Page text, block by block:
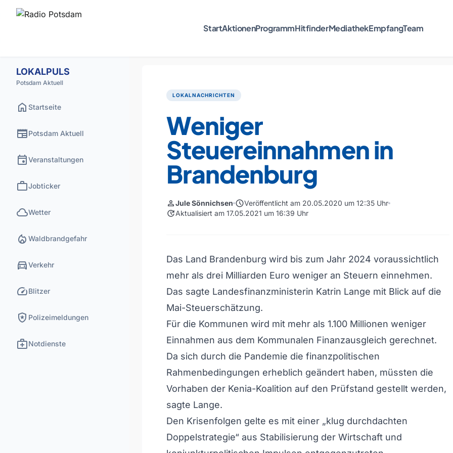
StartAktionenProgrammHitfinderMediathekEmpfangTeam
LOKALPULS
Potsdam Aktuell
home Startseite
newspaperPotsdam Aktuell
eventVeranstaltungen
workJobticker
cloudWetter
local_fire_department Waldbrandgefahr
directions_carVerkehr
speedBlitzer
local_police Polizeimeldungen
medical_servicesNotdienste
LOKALNACHRICHTEN
Weniger
Steuereinnahmen in
Brandenburg
personJule Sönnichsen scheduleVeröffentlicht am 20.05.2020 um 12:35 Uhr
updateAktualisiert am 17.05.2021 um 16:39 Uhr
Das Land Brandenburg wird bis zum Jahr 2024 voraussichtlich
mehr als drei Milliarden Euro weniger an Steuern einnehmen.
Das sagte Landesfinanzministerin Katrin Lange mit Blick auf die
Mai-Steuerschätzung.
Für die Kommunen wird mit mehr als 1.100 Millionen weniger
Einnahmen aus dem Kommunalen Finanzausgleich gerechnet.
Da sich durch die Pandemie die finanzpolitischen
Rahmenbedingungen erheblich geändert haben, müssten die
Vorhaben der Kenia-Koalition auf den Prüfstand gestellt werden,
sagte Lange.
Den Krisenfolgen gelte es mit einer „klug durchdachten
Doppelstrategie“ aus Stabilisierung der Wirtschaft und